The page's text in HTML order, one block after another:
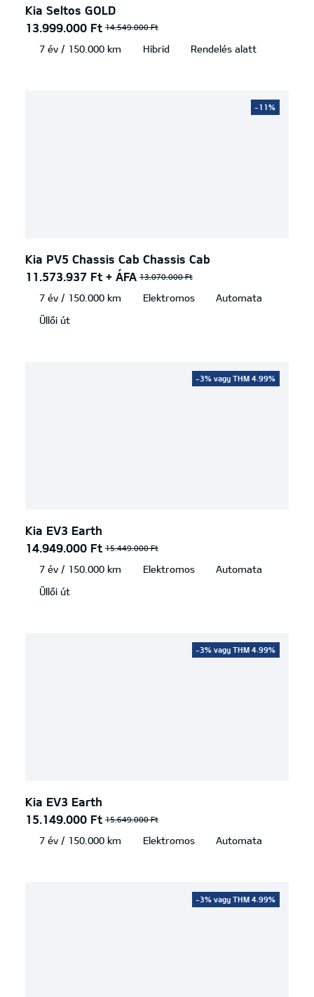
Kia Seltos GOLD
13.999.000 Ft 14.549.000 Ft
7 év / 150.000 km Hibrid Rendelés alatt
Kia PV5 Chassis Cab Chassis Cab
11.573.937 Ft + ÁFA 13.070.000 Ft
7 év / 150.000 km Elektromos
Automata
Üllői út
-11%
Kia EV3 Earth
14.949.000 Ft 15.449.000 Ft
7 év / 150.000 km Elektromos
Automata
Üllői út
-3% vagy THM 4.99%
Kia EV3 Earth
15.149.000 Ft 15.649.000 Ft
7 év / 150.000 km Elektromos Automata
-3% vagy THM 4.99%
-3% vagy THM 4.99%